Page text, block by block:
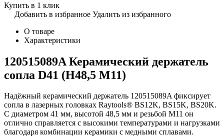
Купить в 1 клик
Добавить в избранное Удалить из избранного
О товаре
Характеристики
120515089A Керамический держатель
сопла D41 (H48,5 M11)
Надёжный керамический держатель 120515089A фиксирует
сопла в лазерных головках Raytools® BS12K, BS15K, BS20K.
С диаметром 41 мм, высотой 48,5 мм и резьбой M11 он
отлично справляется с высокими температурами и нагрузками
благодаря комбинации керамики с медными сплавами.